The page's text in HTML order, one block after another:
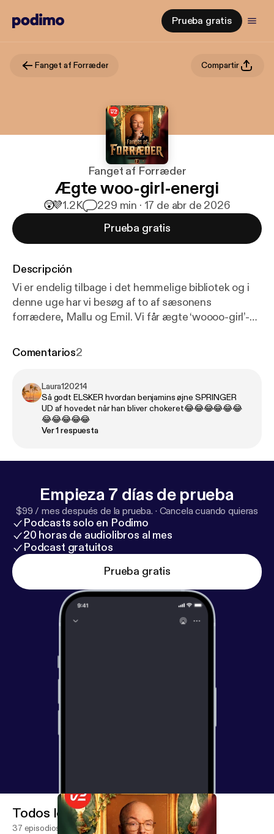
Prueba gratis
Fanget af Forræder Compartir
Fanget af Forræder
Ægte woo-girl-energi
😲💜1.2K 229 min · 17 de abr de 2026
Prueba gratis
Descripción
Vi er endelig tilbage i det hemmelige bibliotek og i
denne uge har vi besøg af to af sæsonens
forrædere, Mallu og Emil. Vi får ægte ‘woooo-girl’-
møde. Var der egentlig ægte vibes eller bare
spændende at se, om Emils AI-strategi får ret, eller
Mallus mavefornemmelse vinder frem. Hør også
hvorfor Mathias Helt ender med tårer i øjenene.
Gæster: Mallu Cortney og Emil Marling Vært:
Christiansen Lyddesign: Søren Gustav Valur
------------------------ Hosted on Acast. See
acast.com/privacy [https://acast.com/privacy] for
more information.
Comentarios2
Laura120214
Så godt ELSKER hvordan benjamins øjne SPRINGER
UD af hovedet når han bliver chokeret😂😂😂😂😂😂
😂😂😂😂😂
Ver 1 respuesta
Empieza 7 días de prueba
$99 / mes después de la prueba. · Cancela cuando quieras
Podcasts solo en Podimo
20 horas de audiolibros al mes
Podcast gratuitos
Prueba gratis
Todos los episodios
37 episodios